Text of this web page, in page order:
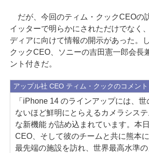
だが、今回のティム・クックCEOの
イッターで明らかにされただけでなく
ディアに向けて情報の開示があった。
クックCEO、ソニーの吉田憲一郎会長
ント付きだ。
アップル社 CEO ティム・クックのコメント
「iPhone 14 のラインアップには、
ないほど鮮明にとらえるカメラシス
な新機能 が詰め込まれています。本
CEO、そして彼のチームと共に熊本
最先端の施設を訪れ、世界最高水準